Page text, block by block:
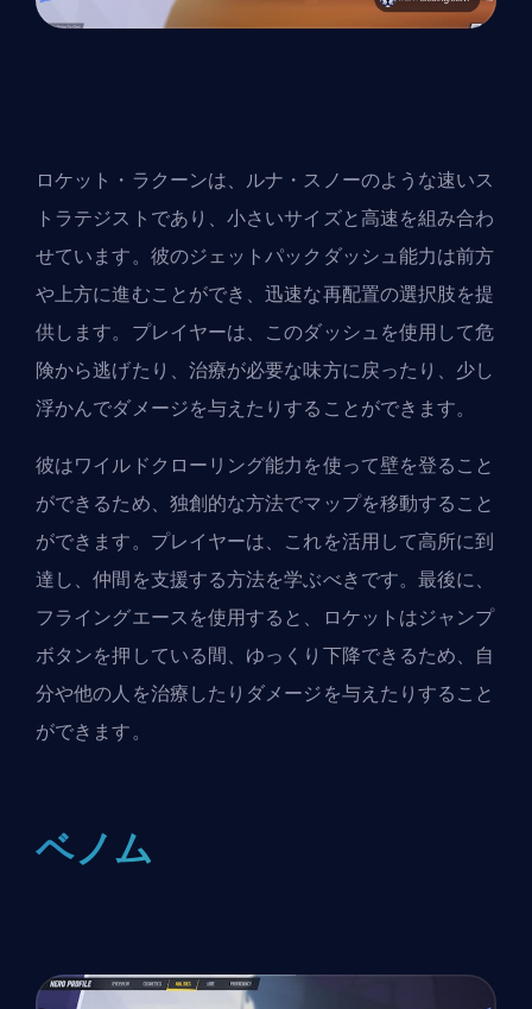
ロケット・ラクーンは、ルナ・スノーのような速いス
トラテジスト であり、小さいサイズと高速を組み合わ
せています。彼のジェットパックダッシュ能力は前方
や上方に進むことができ、迅速な再配置の選択肢を提
供します。プレイヤーは、このダッシュを使用して危
険から逃げたり、治療が必要な味方に戻ったり、少し
浮かんでダメージを与えたりすることができます。
彼はワイルドクローリング能力を使って壁を登ること
ができるため、独創的な方法でマップを移動すること
ができます。プレイヤーは、これを活用して高所に到
達し、仲間を支援する方法を学ぶべきです。最後に、
フライングエースを使用すると、ロケットはジャンプ
ボタンを押している間、ゆっくり下降できるため、自
分や他の人を治療したりダメージを与えたりすること
ができます。
ベノム